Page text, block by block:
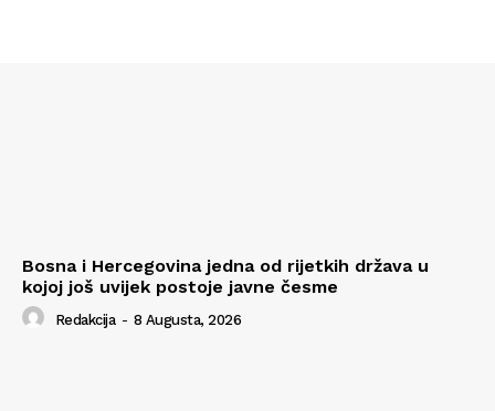
Bosna i Hercegovina jedna od rijetkih država u
kojoj još uvijek postoje javne česme
Redakcija - 8 Augusta, 2026